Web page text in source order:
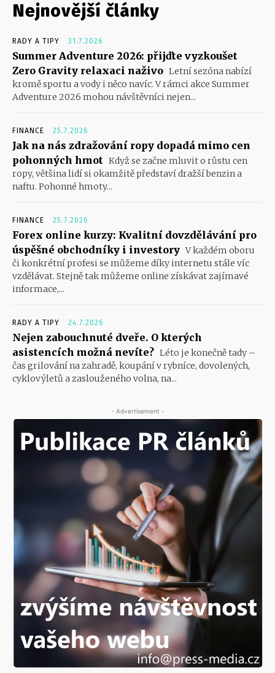
Nejnovější články
RADY A TIPY 31.7.2026
Summer Adventure 2026: přijďte vyzkoušet
Zero Gravity relaxaci naživo Letní sezóna nabízí
kromě sportu a vody i něco navíc. V rámci akce Summer
Adventure 2026 mohou návštěvníci nejen...
FINANCE 25.7.2026
Jak na nás zdražování ropy dopadá mimo cen
pohonných hmot Když se začne mluvit o růstu cen
ropy, většina lidí si okamžitě představí dražší benzin a
naftu. Pohonné hmoty...
FINANCE 25.7.2026
Forex online kurzy: Kvalitní dovzdělávání pro
úspěšné obchodníky i investory V každém oboru
či konkrétní profesi se můžeme díky internetu stále víc
vzdělávat. Stejně tak můžeme online získávat zajímavé
informace,...
RADY A TIPY 24.7.2026
Nejen zabouchnuté dveře. O kterých
asistencích možná nevíte? Léto je konečně tady –
čas grilování na zahradě, koupání v rybníce, dovolených,
cyklovýletů a zaslouženého volna, na...
- Advertisement -